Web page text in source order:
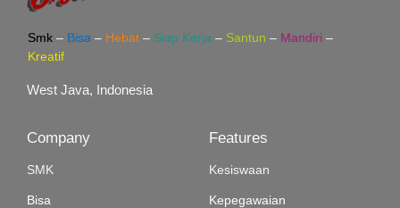
Smk – Bisa – Hebat – Siap Kerja – Santun – Mandiri –
Kreatif
West Java, Indonesia
Company
SMK
Bisa
Features
Kesiswaan
Kepegawaian